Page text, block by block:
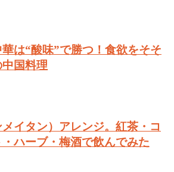
華は“酸味”で勝つ！食欲をそそ
国料理
イタン）アレンジ。紅茶・コ
ハーブ・梅酒で飲んでみた